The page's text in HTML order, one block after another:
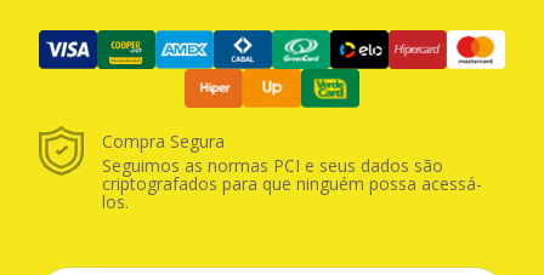
Compra Segura
Seguimos as normas PCI e seus dados são
criptografados para que ninguém possa acessá-
los.